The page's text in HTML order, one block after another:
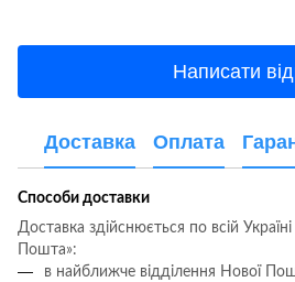
Написати
Доставка Оплата
Способи доставки
Доставка здійснюється по всій
Пошта»:
в найближче відділення Нової